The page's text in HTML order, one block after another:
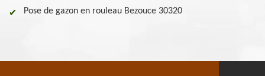
Pose de gazon en rouleau Bezouce 30320